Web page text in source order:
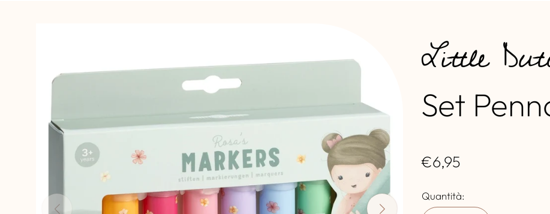
Little
Set
P
e
€6,95
Quantità: